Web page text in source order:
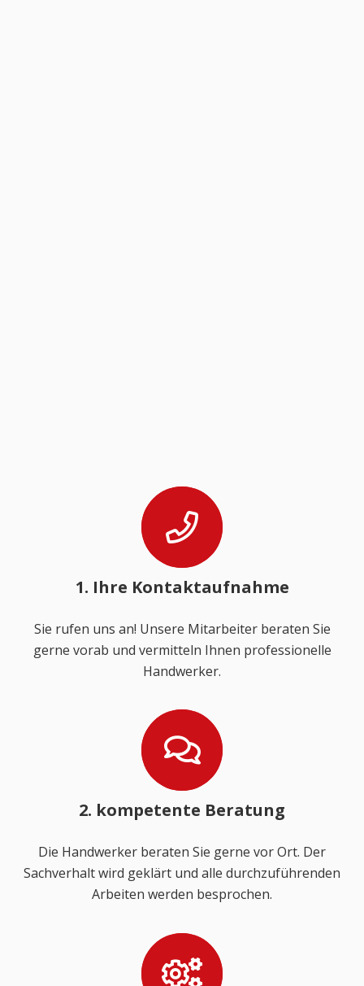
1. Ihre Kontaktaufnahme
Sie rufen uns an! Unsere Mitarbeiter beraten Sie
gerne vorab und vermitteln Ihnen professionelle
Handwerker.
2. kompetente Beratung
Die Handwerker beraten Sie gerne vor Ort. Der
Sachverhalt wird geklärt und alle durchzuführenden
Arbeiten werden besprochen.